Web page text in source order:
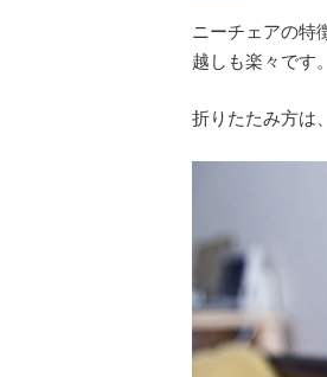
ニーチェアの特
越しも楽々です
折りたたみ方は、